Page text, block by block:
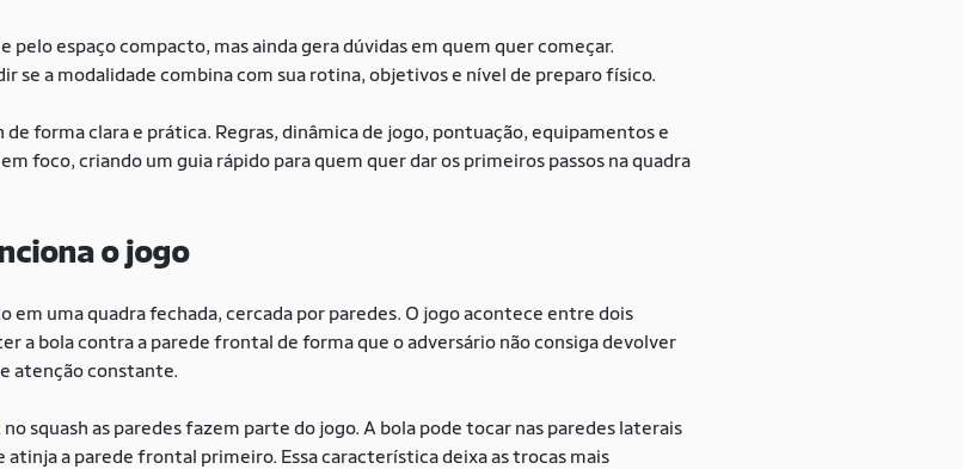
pelo espaço compacto, mas ainda gera dúvidas em quem quer começar.
se a modalidade combina com sua rotina, objetivos e nível de preparo físico.
de forma clara e prática. Regras, dinâmica de jogo, pontuação, equipamentos e
foco, criando um guia rápido para quem quer dar os primeiros passos na quadra
o jogo
em uma quadra fechada, cercada por paredes. O jogo acontece entre dois
a bola contra a parede frontal de forma que o adversário não consiga devolver
atenção constante.
no squash as paredes fazem parte do jogo. A bola pode tocar nas paredes laterais
a parede frontal primeiro. Essa característica deixa as trocas mais